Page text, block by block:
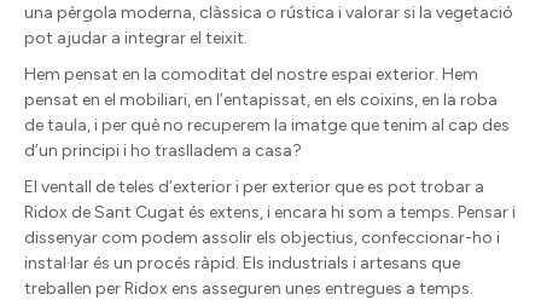
una pèrgola moderna, clàssica o rústica i valorar si la vegetació
pot ajudar a integrar el teixit.
Hem pensat en la comoditat del nostre espai exterior. Hem
pensat en el mobiliari, en l’entapissat, en els coixins, en la roba
de taula, i per què no recuperem la imatge que tenim al cap des
d’un principi i ho traslladem a casa?
El ventall de teles d’exterior i per exterior que es pot trobar a
Ridox de Sant Cugat és extens, i encara hi som a temps. Pensar i
dissenyar com podem assolir els objectius, confeccionar-ho i
instal·lar és un procés ràpid. Els industrials i artesans que
treballen per Ridox ens asseguren unes entregues a temps.